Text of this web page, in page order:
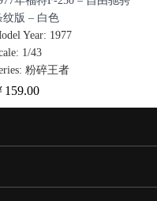
纹版 – 白色
Year: 1977
1/43
粉碎王者
159.00